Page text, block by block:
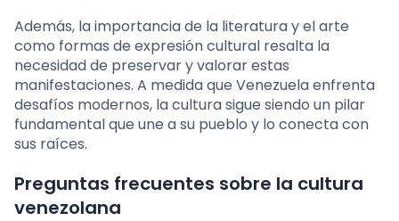
Además, la importancia de la literatura y el arte
como formas de expresión cultural resalta la
necesidad de preservar y valorar estas
manifestaciones. A medida que Venezuela enfrenta
desafíos modernos, la cultura sigue siendo un pilar
fundamental que une a su pueblo y lo conecta con
sus raíces.
Preguntas frecuentes sobre la cultura
venezolana